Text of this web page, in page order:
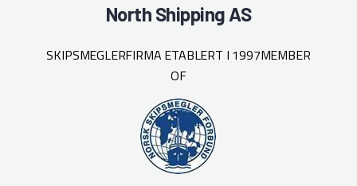
North Shipping AS
SKIPSMEGLERFIRMA ETABLERT I 1997MEMBER
OF